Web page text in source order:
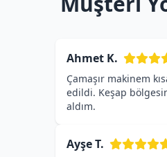
Ahmet K.
Çamaşır makinem
edildi. Keşap
aldım.
Ayşe T.